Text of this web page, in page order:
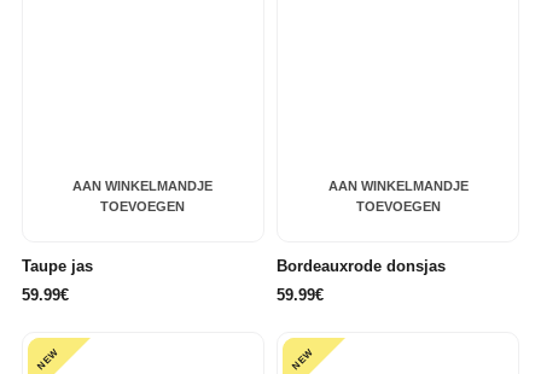
AAN WINKELMANDJE
TOEVOEGEN
Taupe jas
59.99€
AAN WINKELMANDJE
TOEVOEGEN
Bordeauxrode donsjas
59.99€
NEW NEW